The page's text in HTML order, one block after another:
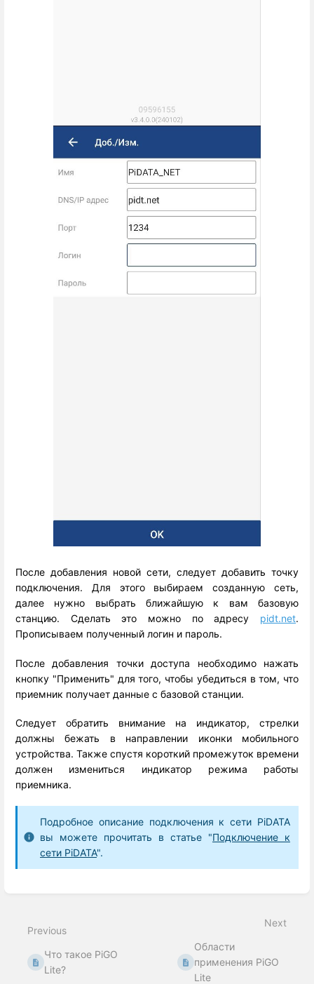
После добавления новой сети, следует добавить точку
подключения. Для этого выбираем созданную сеть,
далее нужно выбрать ближайшую к вам базовую
станцию. Сделать это можно по адресу pidt.net.
Прописываем полученный логин и пароль.
После добавления точки доступа необходимо нажать
кнопку "Применить" для того, чтобы убедиться в том, что
приемник получает данные с базовой станции.
Следует обратить внимание на индикатор, стрелки
должны бежать в направлении иконки мобильного
устройства. Также спустя короткий промежуток времени
должен измениться индикатор режима работы
приемника.
Подробное описание подключения к сети PiDATA
вы можете прочитать в статье "Подключение к
сети PiDATA".
mode
Previous
Что такое PiGO
Lite?
Next
Области
применения PiGO
Lite